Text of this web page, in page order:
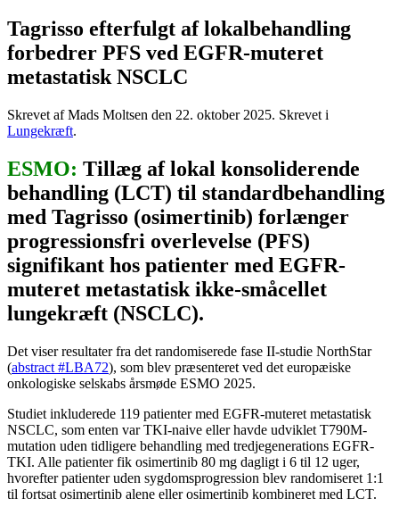
Tagrisso efterfulgt af lokalbehandling
forbedrer PFS ved EGFR-muteret
metastatisk NSCLC
Skrevet af Mads Moltsen den 22. oktober 2025. Skrevet i
Lungekræft.
ESMO: Tillæg af lokal konsoliderende
behandling (LCT) til standardbehandling
med Tagrisso (osimertinib) forlænger
progressionsfri overlevelse (PFS)
signifikant hos patienter med EGFR-
muteret metastatisk ikke-småcellet
lungekræft (NSCLC).
Det viser resultater fra det randomiserede fase II-studie NorthStar
(abstract #LBA72), som blev præsenteret ved det europæiske
onkologiske selskabs årsmøde ESMO 2025.
Studiet inkluderede 119 patienter med EGFR-muteret metastatisk
NSCLC, som enten var TKI-naive eller havde udviklet T790M-
mutation uden tidligere behandling med tredjegenerations EGFR-
TKI. Alle patienter fik osimertinib 80 mg dagligt i 6 til 12 uger,
hvorefter patienter uden sygdomsprogression blev randomiseret 1:1
til fortsat osimertinib alene eller osimertinib kombineret med LCT.